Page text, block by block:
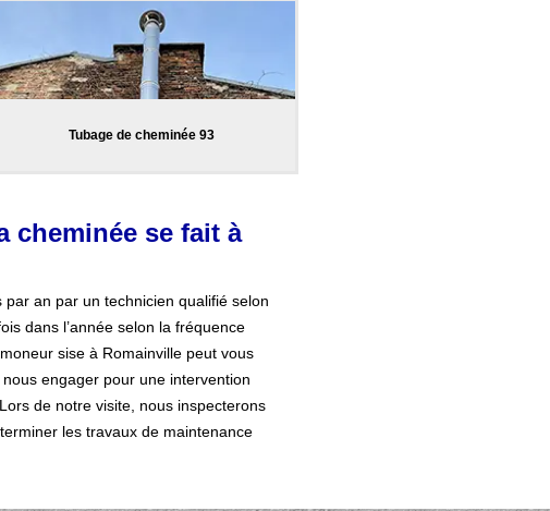
Tubage de cheminée 93
cheminée se fait à
par an par un technicien qualifié selon
dans l’année selon la fréquence
sise à Romainville peut vous
engager pour une intervention
de notre visite, nous inspecterons
les travaux de maintenance